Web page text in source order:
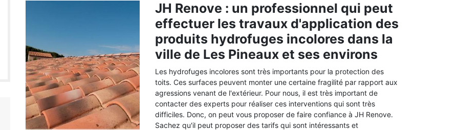
JH Renove : un professionnel qui peut
effectuer les travaux d'application des
produits hydrofuges incolores dans la
ville de Les Pineaux et ses environs
Les hydrofuges incolores sont très importants pour la protection des
toits. Ces surfaces peuvent monter une certaine fragilité par rapport aux
agressions venant de l'extérieur. Pour nous, il est très important de
contacter des experts pour réaliser ces interventions qui sont très
difficiles. Donc, on peut vous proposer de faire confiance à JH Renove.
Sachez qu'il peut proposer des tarifs qui sont intéressants et